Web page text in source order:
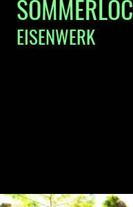
EISENWERK